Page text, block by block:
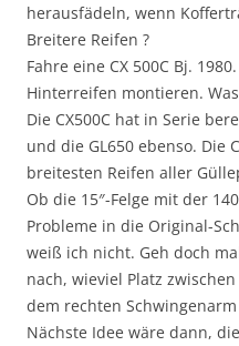
herausfädeln, wenn
Breitere Reifen ?
Fahre eine CX 500C Bj.
Hinterreifen montieren.
Die CX500C hat in Serie
und die GL650 ebenso. Die
breitesten Reifen aller
Ob die 15″-Felge mit der
Probleme in die Original-
weiß ich nicht. Geh doch
nach, wieviel Platz
dem rechten
Nächste Idee wäre dann,